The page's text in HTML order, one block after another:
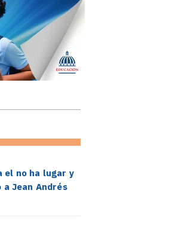
el no ha lugar y
a Jean Andrés